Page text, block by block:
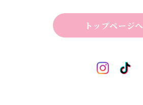
折り畳みスツール
トップページへ